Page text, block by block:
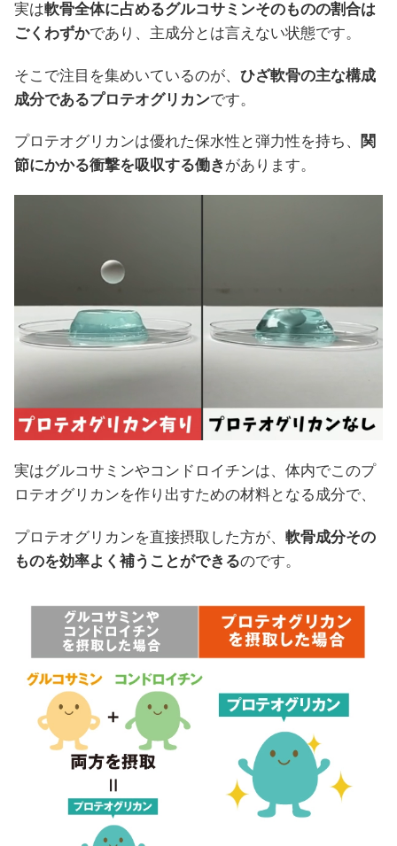
実は軟骨全体に占めるグルコサミンそのものの割合は
ごくわずかであり、主成分とは言えない状態です。
そこで注目を集めいているのが、 ひざ軟骨の主な構成
成分であるプロテオグリカンです。
プロテオグリカンは優れた保水性と弾力性を持ち、
関
節にかかる衝撃を吸収する働き があります。
実はグルコサミンやコンドロイチンは、体内でこのプ
ロテオグリカンを作り出すための材料となる成分で、
プロテオグリカンを直接摂取した方が、 軟骨成分その
ものを効率よく補うことができるのです。